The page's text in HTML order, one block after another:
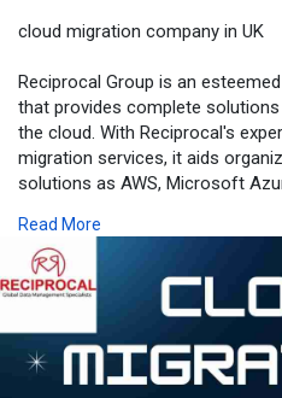
cloud migration company in UK
Reciprocal Group is an
that provides complete
the cloud. With Reciprocal's
migration services, it aids
solutions as AWS, Microsoft
seamless, and affordable
like data security, compliance,
rich experience with cloud
Reciprocal helps businesses to
cloud and enable business
Reciprocal for secure, seamless
Read More